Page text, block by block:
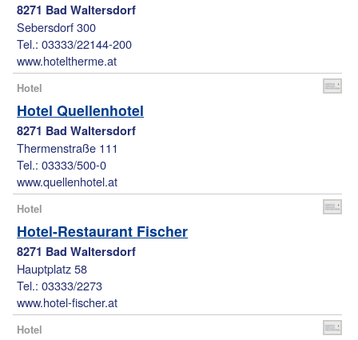
8271 Bad Waltersdorf
Sebersdorf 300
Tel.: 03333/22144-200
www.hoteltherme.at
Hotel
Hotel Quellenhotel
8271 Bad Waltersdorf
Thermenstraße 111
Tel.: 03333/500-0
www.quellenhotel.at
Hotel
Hotel-Restaurant Fischer
8271 Bad Waltersdorf
Hauptplatz 58
Tel.: 03333/2273
www.hotel-fischer.at
Hotel